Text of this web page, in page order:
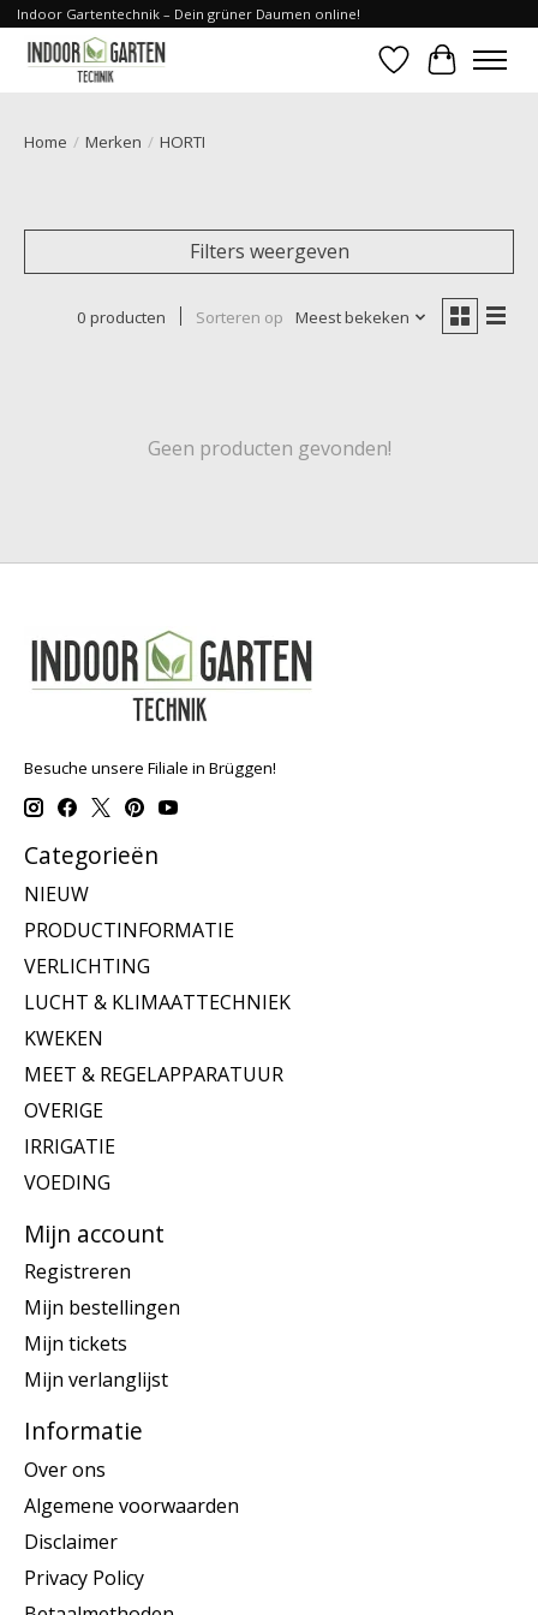
Indoor Gartentechnik – Dein grüner Daumen online!
Verlanglijst
Home / Merken / HORTI
Filters weergeven
0 producten Sorteren op Meest bekeken
Geen producten gevonden!
Besuche unsere Filiale in Brüggen!
Categorieën
NIEUW
PRODUCTINFORMATIE
VERLICHTING
LUCHT & KLIMAATTECHNIEK
KWEKEN
MEET & REGELAPPARATUUR
OVERIGE
IRRIGATIE
VOEDING
Mijn account
Registreren
Mijn bestellingen
Mijn tickets
Mijn verlanglijst
Informatie
Over ons
Algemene voorwaarden
Disclaimer
Privacy Policy